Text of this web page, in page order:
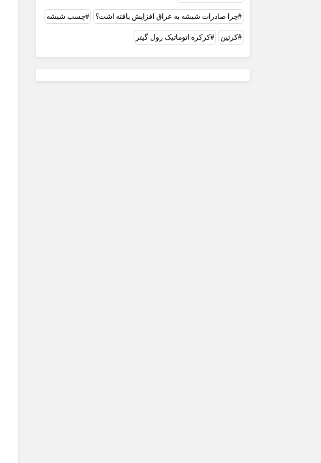
چرا صادرات شیشه به عراق افزایش یافته اشت؟ چسب شیشه
کرتین کرکره اتوماتیک رول گیتر